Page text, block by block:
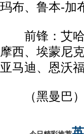
玛布、鲁本-加
前锋：艾哈
摩西、埃蒙尼
亚马迪、恩沃
（黑曼巴）